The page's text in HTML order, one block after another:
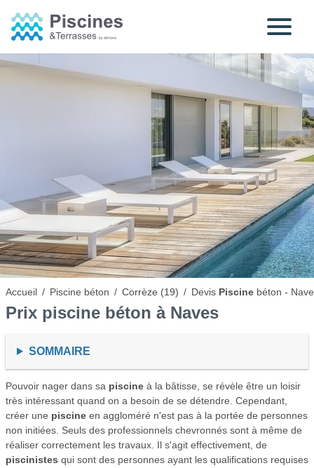
Accueil / Piscine béton / Corrèze (19) / Devis Piscine béton -
Prix piscine béton à Naves
SOMMAIRE
Pouvoir nager dans sa piscine à la bâtisse, se révèle être un loisir
très intéressant quand on a besoin de se détendre. Cependant,
créer une piscine en aggloméré n'est pas à la portée de personnes
non initiées. Seuls des professionnels chevronnés sont à même de
réaliser correctement les travaux. Il s'agit effectivement, de
piscinistes qui sont des personnes ayant les qualifications requises